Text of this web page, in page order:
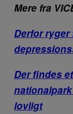
Mere fra
Derfor
Der findes
lovligt